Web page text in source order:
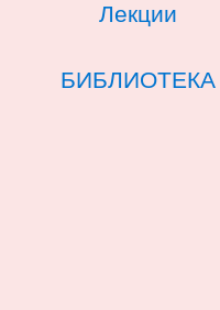
Лекции
БИБЛИОТЕКА